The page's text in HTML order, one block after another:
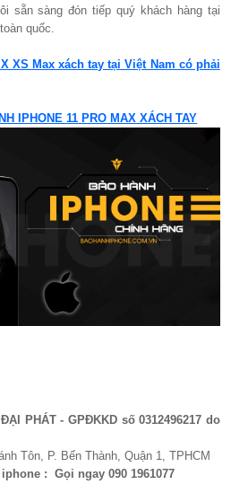
sẵn sàng đón tiếp quý khách hàng tại
quốc.
XS Max xách tay tại Việt Nam có phải
IPHONE 11 PRO MAX XÁCH TAY
PHÁT - GPĐKKD số 0312496217 do
Tôn, P. Bến Thành, Quận 1, TPHCM
: Gọi ngay 090 1961077​